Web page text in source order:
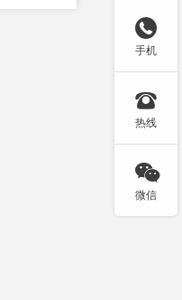

手机

热线

微信